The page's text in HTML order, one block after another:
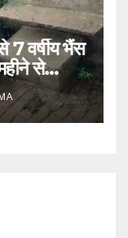
वर्षीय भैंस
से